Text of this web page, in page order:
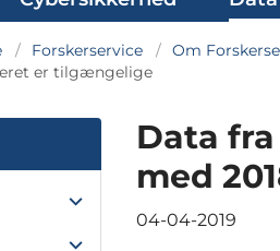
Forskerservice Om
er tilgængelige
Data
med
04-04-2019